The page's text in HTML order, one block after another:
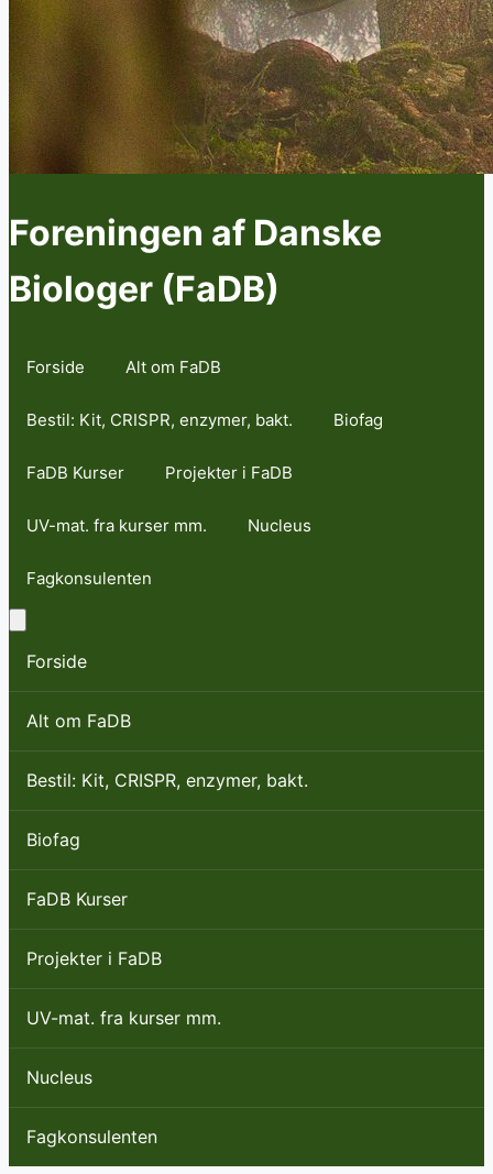
Foreningen af Danske
Biologer (FaDB)
Forside Alt om FaDB
Bestil: Kit, CRISPR, enzymer, bakt. Biofag
FaDB Kurser Projekter i FaDB
UV-mat. fra kurser mm. Nucleus
Fagkonsulenten
Forside
Alt om FaDB
Bestil: Kit, CRISPR, enzymer, bakt.
Biofag
FaDB Kurser
Projekter i FaDB
UV-mat. fra kurser mm.
Nucleus
Fagkonsulenten